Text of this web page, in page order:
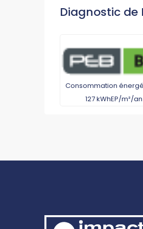
Diagnostic
Consommation
127 kWhEP/m²/an